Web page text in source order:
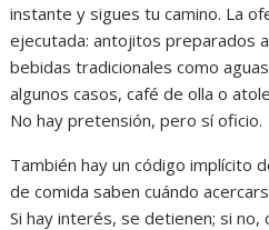
instante y sigues tu camino. La
ejecutada: antojitos preparados
bebidas tradicionales como
algunos casos, café de olla o
No hay pretensión, pero sí oficio.
También hay un código implícito
de comida saben cuándo
Si hay interés, se detienen; si no,